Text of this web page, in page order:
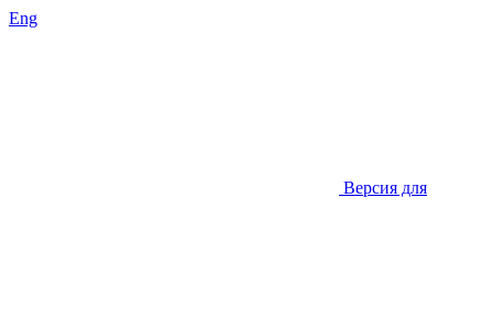
Eng
Версия для